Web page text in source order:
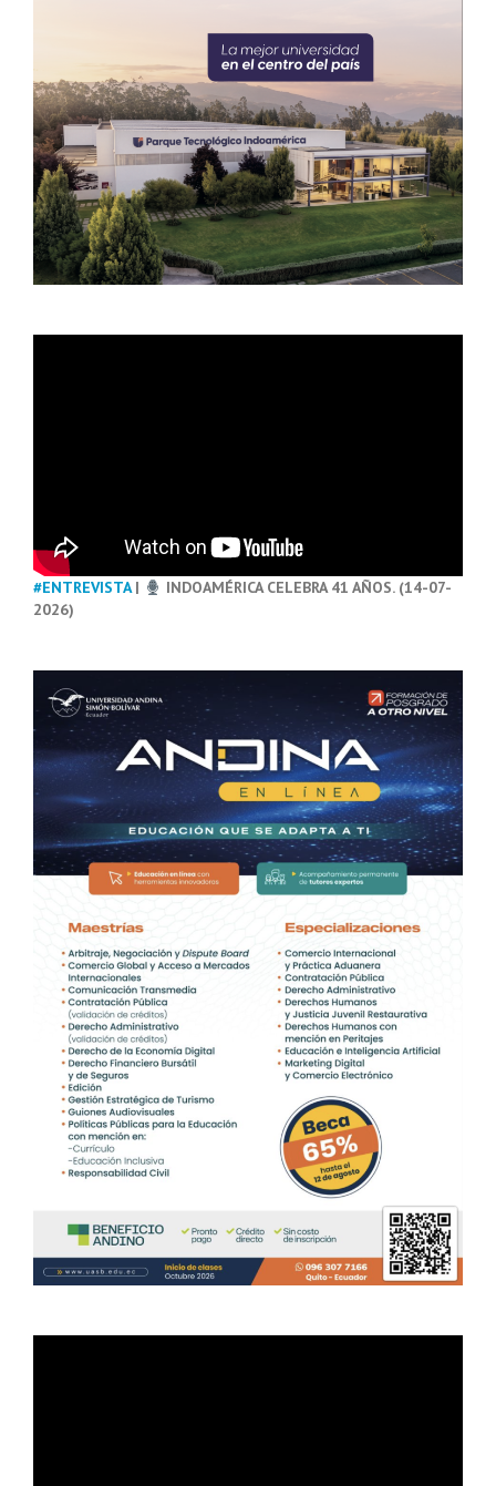
#ENTREVISTA|
INDOAMÉRICA CELEBRA 41 AÑOS. (14-07-
2026)